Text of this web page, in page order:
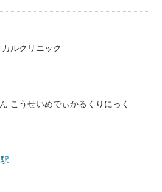
ルクリニック
こうせいめでぃかるくりにっく